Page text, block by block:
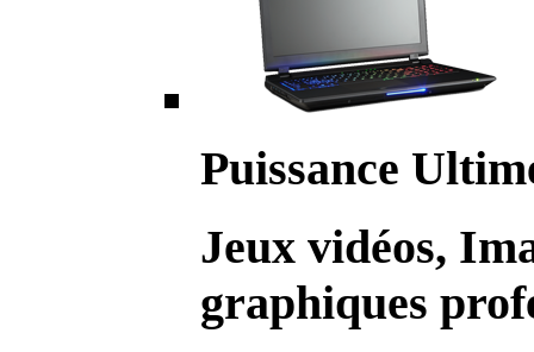
Puissance
Jeux vidéos,
graphiques